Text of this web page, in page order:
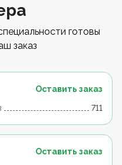
готовы
заказ
Оставить заказ
711
Оставить заказ